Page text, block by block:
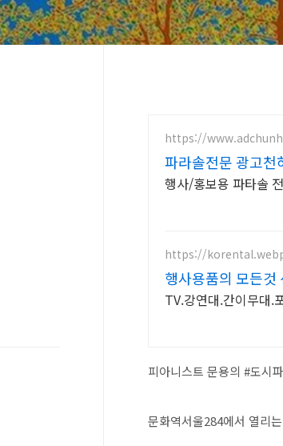
https://
파라솔전문 광고천
행사/홍보용 파타솔
https://
행사용품의 모든것
TV.강연대.간이무대.
피아니스트 문용의 #도시
문화역서울284에서 열리